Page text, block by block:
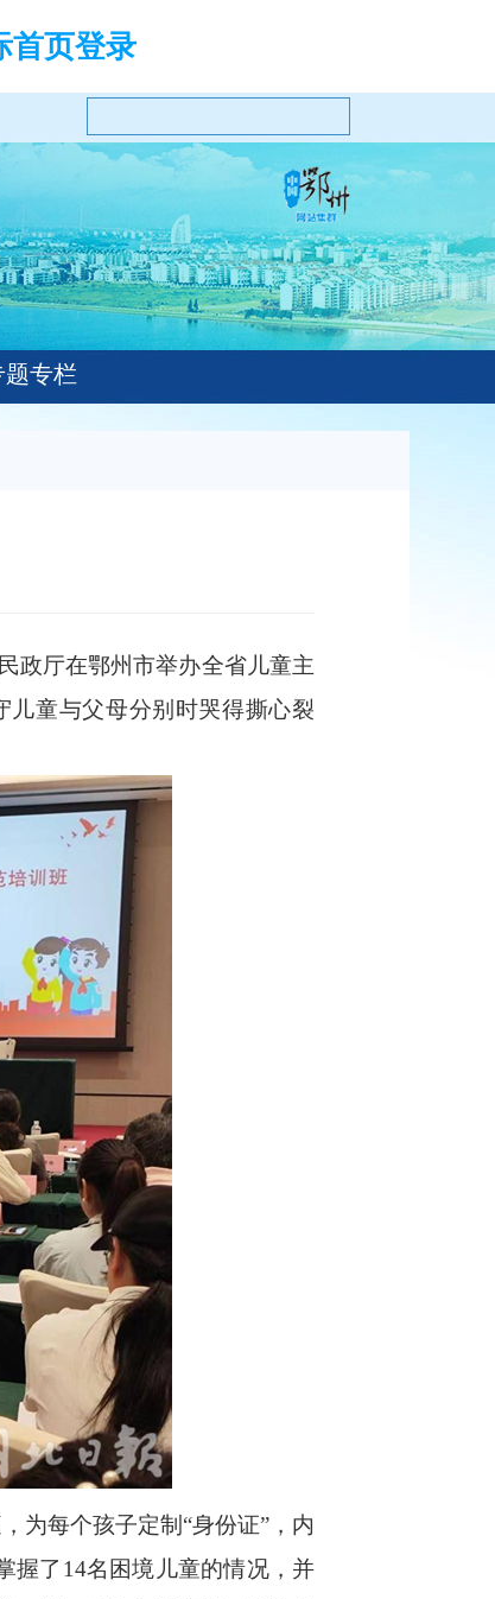
首页登录
题专栏
政厅在鄂州市举办全省儿童主
童与父母分别时哭得撕心裂
为每个孩子定制“身份证”，内
握了14名困境儿童的情况，并